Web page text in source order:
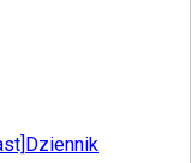
Dziennik